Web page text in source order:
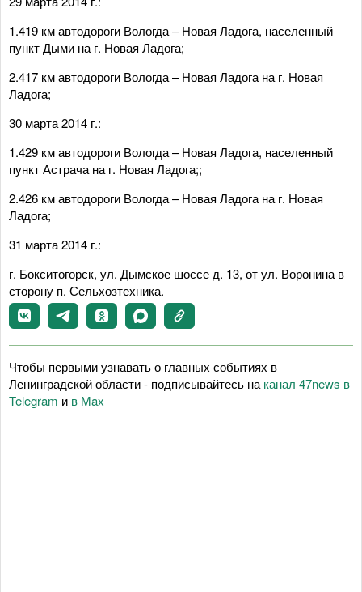
1.419 км автодороги Вологда – Новая Ладога, населенный
пункт Дыми на г. Новая Ладога;
2.417 км автодороги Вологда – Новая Ладога на г. Новая
Ладога;
30 марта 2014 г.:
1.429 км автодороги Вологда – Новая Ладога, населенный
пункт Астрача на г. Новая Ладога;;
2.426 км автодороги Вологда – Новая Ладога на г. Новая
Ладога;
31 марта 2014 г.:
г. Бокситогорск, ул. Дымское шоссе д. 13, от ул. Воронина в
сторону п. Сельхозтехника.
Чтобы первыми узнавать о главных событиях в
Ленинградской области - подписывайтесь на канал 47news в
Telegram и в Maх